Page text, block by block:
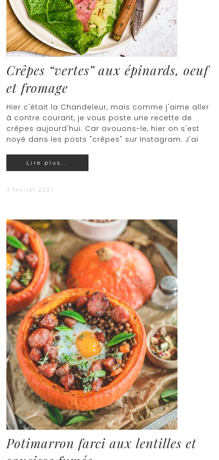
Crêpes “vertes” aux épinards, oeuf
et fromage
Hier c'était la Chandeleur, mais comme j'aime aller
à contre courant, je vous poste une recette de
crêpes aujourd'hui. Car avouons-le, hier on s'est
noyé dans les posts "crêpes" sur Instagram. J'ai
Lire plus...
3 février 2021
Potimarron farci aux lentilles et